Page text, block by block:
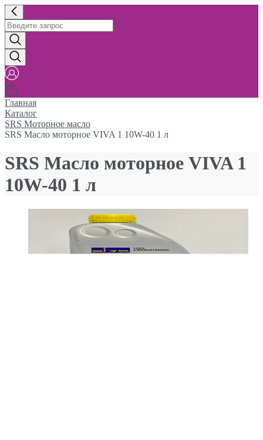
Главная
Каталог
SRS Моторное масло
SRS Масло моторное VIVA 1 10W-40 1 л
SRS Масло моторное VIVA 1
10W-40 1 л